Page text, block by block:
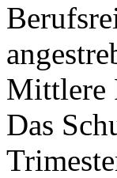
Mittlere
Das